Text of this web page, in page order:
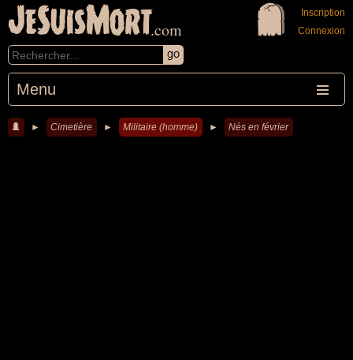
JeSuisMort.com
Menu
Inscription
Connexion
► Cimetière ► Militaire (homme) ► Nés en février